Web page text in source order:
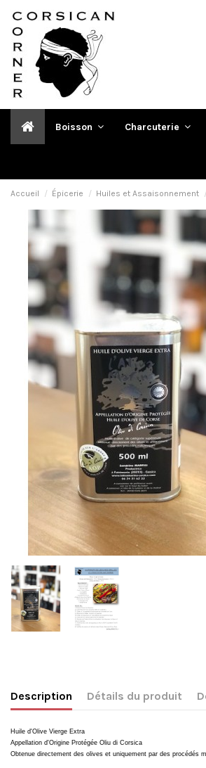
Boisson Charcuterie
Accueil Épicerie Huiles et Assaisonnement
Description Détails du produit
Huile d'Olive Vierge Extra
Appellation d'Origine Protégée Oliu di Corsica
Obtenue directement des olives et uniquement par des procédés